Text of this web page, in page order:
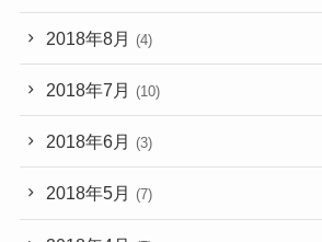
2018年8月 (4)
2018年7月 (10)
2018年6月 (3)
2018年5月 (7)